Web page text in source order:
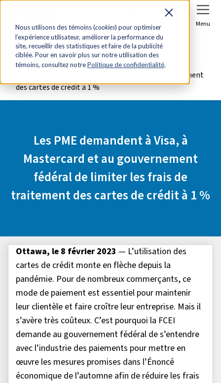
Nous utilisons des témoins (cookies) pour optimiser
l’expérience utilisateur, améliorer la performance du
site, recueillir des statistiques et faire de la publicité
ciblée. Pour en savoir plus sur notre utilisation des
témoins, consultez notrePolitique de confidentialité.
Se connecter Menu
Accueil
Salle de presse
Les PME demandent à Visa, à Mastercard et au
gouvernement fédéral de limiter les frais de traitement
des cartes de crédit à 1 %
Les PME demandent à Visa, à
Mastercard et au gouvernement
fédéral de limiter les frais de
traitement des cartes de crédit à 1 %
Ottawa, le 8 février 2023 — L’utilisation des
cartes de crédit monte en flèche depuis la
pandémie. Pour de nombreux commerçants, ce
mode de paiement est essentiel pour maintenir
leur clientèle et faire croître leur entreprise. Mais il
s’avère très coûteux. C’est pourquoi la FCEI
demande au gouvernement fédéral de s’entendre
avec l’industrie des paiements pour mettre en
œuvre les mesures promises dans l’Énoncé
économique de l’automne afin de réduire les frais